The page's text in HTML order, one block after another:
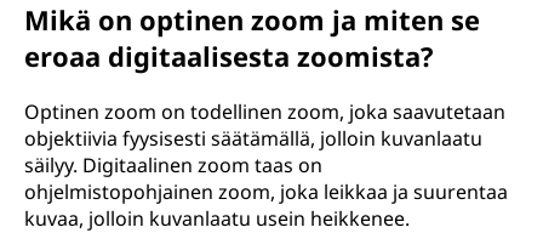
Mikä on optinen zoom ja miten se
eroaa digitaalisesta zoomista?
Optinen zoom on todellinen zoom, joka saavutetaan
objektiivia fyysisesti säätämällä, jolloin kuvanlaatu
säilyy. Digitaalinen zoom taas on
ohjelmistopohjainen zoom, joka leikkaa ja suurentaa
kuvaa, jolloin kuvanlaatu usein heikkenee.